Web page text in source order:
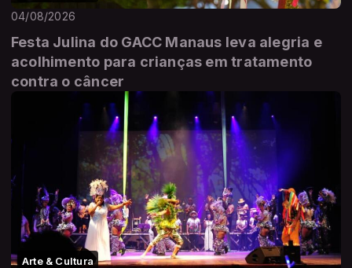
04/08/2026
Festa Julina do GACC Manaus leva alegria e
acolhimento para crianças em tratamento
contra o câncer
Arte & Cultura